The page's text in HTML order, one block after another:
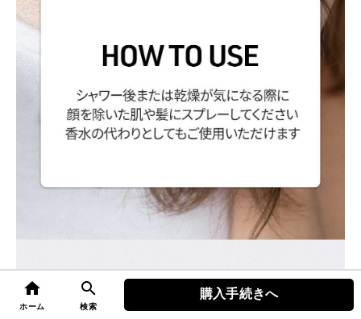
home
ホーム
search
検索
購入手続きへ